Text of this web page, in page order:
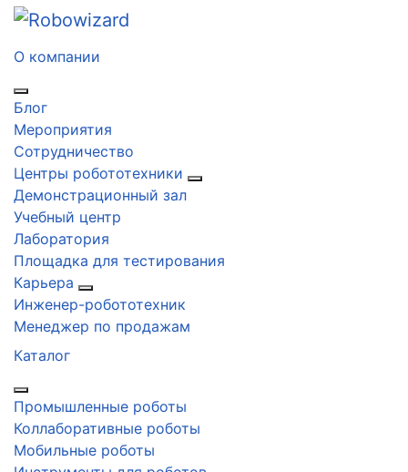
О компании
Блог
Мероприятия
Сотрудничество
Центры робототехники
Демонстрационный зал
Учебный центр
Лаборатория
Площадка для тестирования
Карьера
Инженер-робототехник
Менеджер по продажам
Каталог
Промышленные роботы
Коллаборативные роботы
Мобильные роботы